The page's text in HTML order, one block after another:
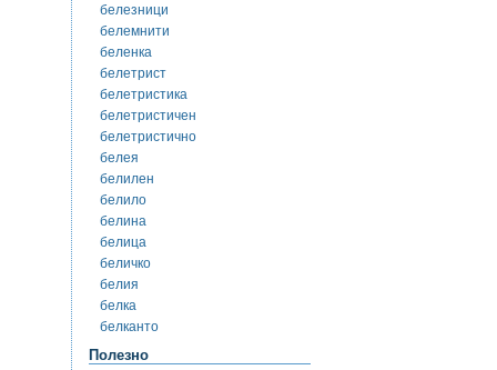
белезници
белемнити
беленка
белетрист
белетристика
белетристичен
белетристично
белея
белилен
белило
белина
белица
беличко
белия
белка
белканто
Полезно